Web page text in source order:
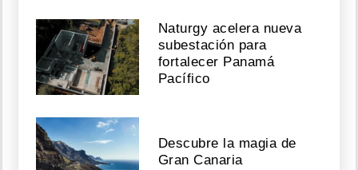
Naturgy acelera nueva
subestación para
fortalecer Panamá
Pacífico
Descubre la magia de
Gran Canaria